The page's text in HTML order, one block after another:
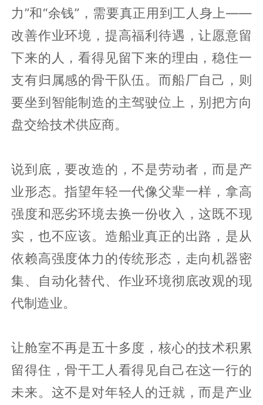
力”和“余钱”，需要真正用到工人身上——
改善作业环境，提高福利待遇，让愿意留
下来的人，看得见留下来的理由，稳住一
支有归属感的骨干队伍。而船厂自己，则
要坐到智能制造的主驾驶位上，别把方向
盘交给技术供应商。
说到底，要改造的，不是劳动者，而是产
业形态。指望年轻一代像父辈一样，拿高
强度和恶劣环境去换一份收入，这既不现
实，也不应该。造船业真正的出路，是从
依赖高强度体力的传统形态，走向机器密
集、自动化替代、作业环境彻底改观的现
代制造业。
让舱室不再是五十多度，核心的技术积累
留得住，骨干工人看得见自己在这一行的
未来。这不是对年轻人的迁就，而是产业